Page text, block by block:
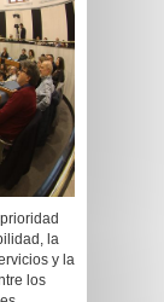
la
y la
los